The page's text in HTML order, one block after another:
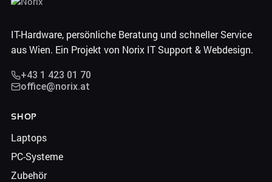
IT-Hardware, persönliche Beratung und schneller Service
aus Wien. Ein Projekt von Norix IT Support & Webdesign.
+43 1 423 01 70
office@norix.at
SHOP
Laptops
PC-Systeme
Zubehör